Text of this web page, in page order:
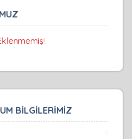
BİLGİLERİMİZ